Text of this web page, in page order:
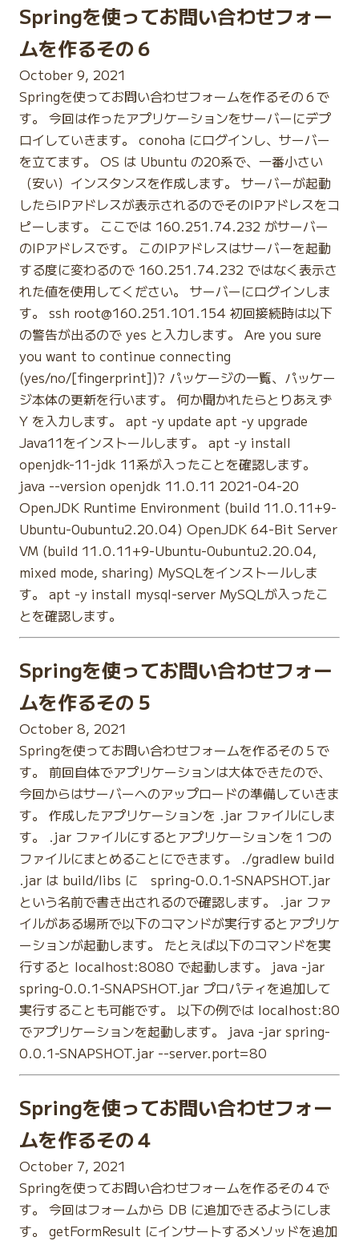
Springを使ってお問い合わせフォー
ムを作るその６
October 9, 2021
Springを使ってお問い合わせフォームを作るその６で
す。 今回は作ったアプリケーションをサーバーにデプ
ロイしていきます。 conoha にログインし、サーバー
を立てます。 OS は Ubuntu の20系で、一番小さい
（安い）インスタンスを作成します。 サーバーが起動
したらIPアドレスが表示されるのでそのIPアドレスをコ
ピーします。 ここでは 160.251.74.232 がサーバー
のIPアドレスです。 このIPアドレスはサーバーを起動
する度に変わるので 160.251.74.232 ではなく表示さ
れた値を使用してください。 サーバーにログインしま
す。 ssh root@160.251.101.154 初回接続時は以下
の警告が出るので yes と入力します。 Are you sure
you want to continue connecting
(yes/no/[fingerprint])? パッケージの一覧、パッケー
ジ本体の更新を行います。 何か聞かれたらとりあえず
Y を入力します。 apt -y update apt -y upgrade
Java11をインストールします。 apt -y install
openjdk-11-jdk 11系が入ったことを確認します。
java --version openjdk 11.0.11 2021-04-20
OpenJDK Runtime Environment (build 11.0.11+9-
Ubuntu-0ubuntu2.20.04) OpenJDK 64-Bit Server
VM (build 11.0.11+9-Ubuntu-0ubuntu2.20.04,
mixed mode, sharing) MySQLをインストールしま
す。 apt -y install mysql-server MySQLが入ったこ
とを確認します。
Springを使ってお問い合わせフォー
ムを作るその５
October 8, 2021
Springを使ってお問い合わせフォームを作るその５で
す。 前回自体でアプリケーションは大体できたので、
今回からはサーバーへのアップロードの準備していきま
す。 作成したアプリケーションを .jar ファイルにしま
す。 .jar ファイルにするとアプリケーションを１つの
ファイルにまとめることにできます。 ./gradlew build
.jar は build/libs に spring-0.0.1-SNAPSHOT.jar
という名前で書き出されるので確認します。 .jar ファ
イルがある場所で以下のコマンドが実行するとアプリケ
ーションが起動します。 たとえば以下のコマンドを実
行すると localhost:8080 で起動します。 java -jar
spring-0.0.1-SNAPSHOT.jar プロパティを追加して
実行することも可能です。 以下の例では localhost:80
でアプリケーションを起動します。 java -jar spring-
0.0.1-SNAPSHOT.jar --server.port=80
Springを使ってお問い合わせフォー
ムを作るその４
October 7, 2021
Springを使ってお問い合わせフォームを作るその４で
す。 今回はフォームから DB に追加できるようにしま
す。 getFormResult にインサートするメソッドを追加